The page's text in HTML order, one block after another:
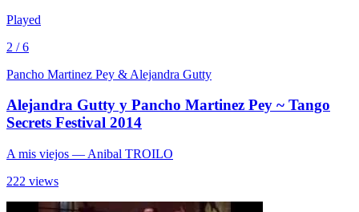
Played
2 / 6
Pancho Martinez Pey & Alejandra Gutty
Alejandra Gutty y Pancho Martinez Pey ~ Tango
Secrets Festival 2014
A mis viejos — Anibal TROILO
222 views